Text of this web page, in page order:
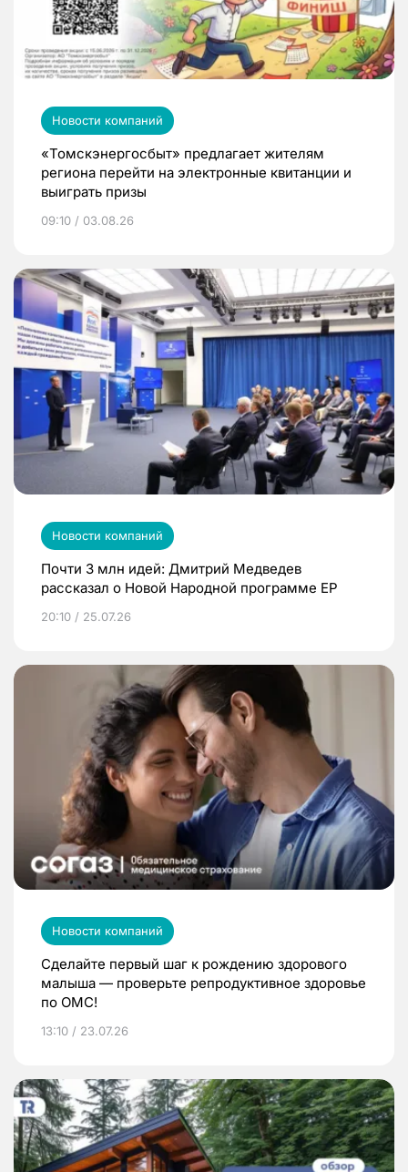
Новости компаний
«Томскэнергосбыт» предлагает жителям
региона перейти на электронные квитанции и
выиграть призы
09:10 / 03.08.26
Новости компаний
Почти 3 млн идей: Дмитрий Медведев
рассказал о Новой Народной программе ЕР
20:10 / 25.07.26
Новости компаний
Сделайте первый шаг к рождению здорового
малыша — проверьте репродуктивное здоровье
по ОМС!
13:10 / 23.07.26